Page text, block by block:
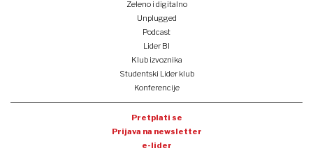
Zeleno i digitalno
Unplugged
Podcast
Lider BI
Klub izvoznika
Studentski Lider klub
Konferencije
Pretplati se
Prijava na newsletter
e-lider